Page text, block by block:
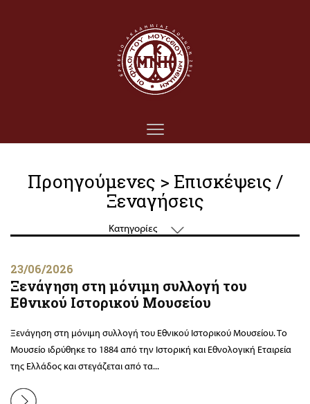
Κατηγορίες
Προηγούμενες > Επισκέψεις /
Ξεναγήσεις
23/06/2026
Ξενάγηση στη μόνιμη συλλογή του
Εθνικού Ιστορικού Μουσείου
Ξενάγηση στη μόνιμη συλλογή του Εθνικού Ιστορικού Μουσείου. Το
Μουσείο ιδρύθηκε το 1884 από την Ιστορική και Εθνολογική Εταιρεία
της Ελλάδος και στεγάζεται από τα...